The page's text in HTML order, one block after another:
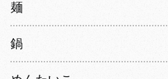
麺
鍋